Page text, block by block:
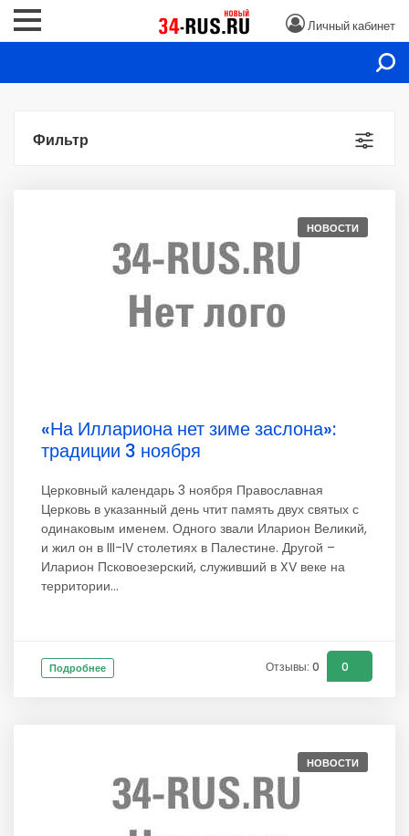
Личный кабинет
Фильтр
НОВОСТИ
«На Иллариона нет зиме заслона»:
традиции 3 ноября
Церковный календарь 3 ноября Православная
Церковь в указанный день чтит память двух святых с
одинаковым именем. Одного звали Иларион Великий,
и жил он в III-IV столетиях в Палестине. Другой –
Иларион Псковоезерский, служивший в XV веке на
территории...
Подробнее Отзывы: 0 0
НОВОСТИ